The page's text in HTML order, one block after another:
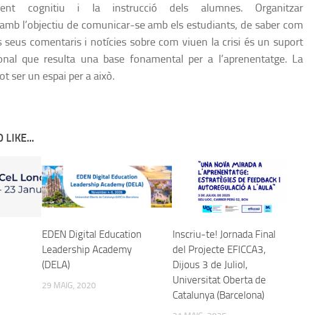
cognitiu i la instrucció dels alumnes. Organitzar
l’objectiu de comunicar-se amb els estudiants, de saber com
seus comentaris i notícies sobre com viuen la crisi és un suport
que resulta una base fonamental per a l’aprenentatge. La
ser un espai per a això.
LIKE...
EDEN Digital Education
Leadership Academy
(DELA)
29 MAIG, 2020
Inscriu-te! Jornada Final
del Projecte EFICCA3,
Dijous 3 de Juliol,
Universitat Oberta de
Catalunya (Barcelona)